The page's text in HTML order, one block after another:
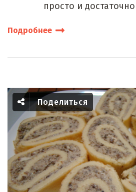
просто и
Подробнее
Поделиться